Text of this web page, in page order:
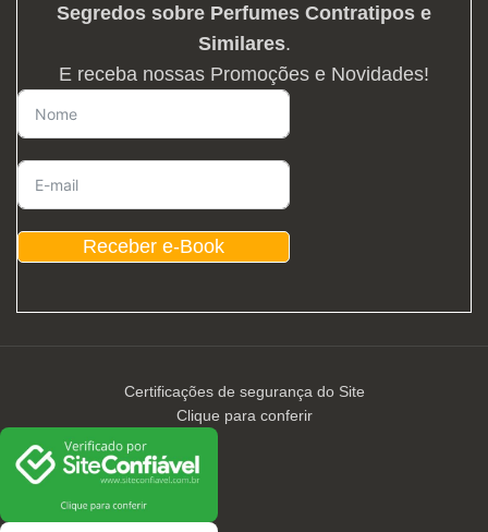
Segredos sobre Perfumes Contratipos e
Similares.
E receba nossas Promoções e Novidades!
Receber e-Book
Certificações de segurança do Site
Clique para conferir